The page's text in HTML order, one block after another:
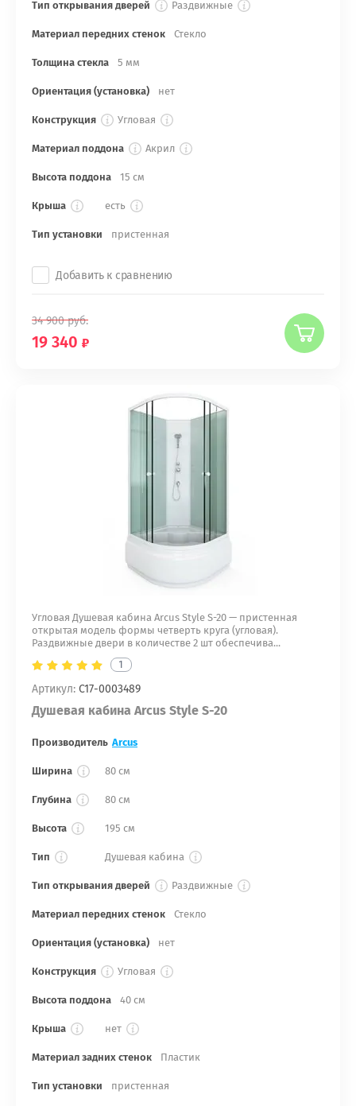
Тип открывания дверей Раздвижные
Материал передних стенок Стекло
Толщина стекла 5 мм
Ориентация (установка) нет
Конструкция Угловая
Материал поддона Акрил
Высота поддона 15 см
Крыша есть
Тип установки пристенная
Добавить к сравнению
34 900руб.
19 340
Угловая Душевая кабина Arcus Style S-20 — пристенная
открытая модель формы четверть круга (угловая).
Раздвижные двери в количестве 2 шт обеспечива...
1
Артикул: С17-0003489
Душевая кабина Arcus Style S-20
Производитель Arcus
Ширина 80 см
Глубина 80 см
Высота 195 см
Тип Душевая кабина
Тип открывания дверей Раздвижные
Материал передних стенок Стекло
Ориентация (установка) нет
Конструкция Угловая
Высота поддона 40 см
Крыша нет
Материал задних стенок Пластик
Тип установки пристенная